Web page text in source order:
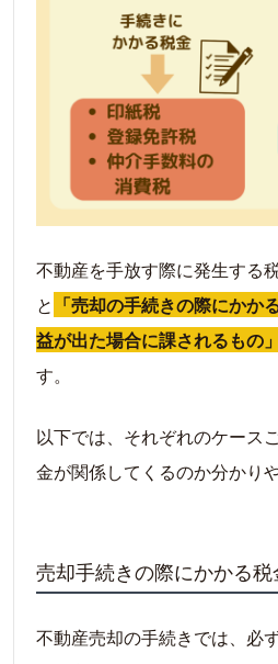
不動産を手放す際に発生する
と 「売却の手続きの際にかか
益が出た場合に課されるもの」
す。
以下では、それぞれのケース
金が関係してくるのか分かり
売却手続きの際にかかる税
不動産売却の手続きでは、必